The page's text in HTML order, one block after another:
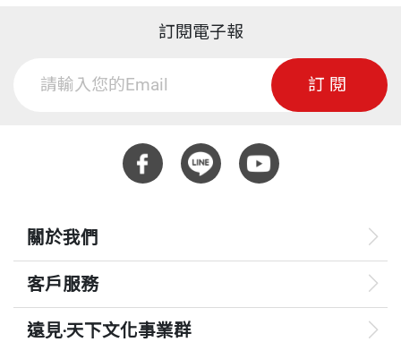
訂閱電子報
訂閱
關於我們
客戶服務
遠見‧天下文化事業群